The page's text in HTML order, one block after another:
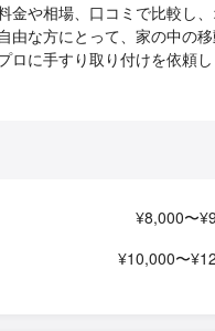
金や相場、口コミで比較し
由な方にとって、家の中の
ロに手すり取り付けを依頼
¥8,000〜
¥10,000〜